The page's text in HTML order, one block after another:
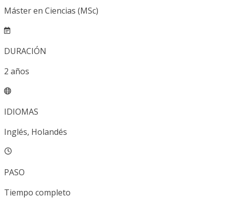
Máster en Ciencias (MSc)
DURACIÓN
2 años
IDIOMAS
Inglés, Holandés
PASO
Tiempo completo